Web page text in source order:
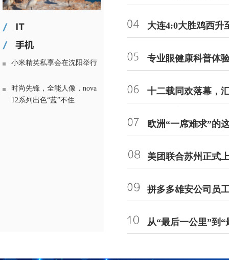
小米精英私享会在沈阳举行
时尚先锋，全能人像，nova
12系列出色“蓝”不住
大连4:0大胜鸡西升
专业眼健康科普体
十二载同欢落幕，
欧洲“一席难求”的
美团联合苏州正式
拼多多雄安公司员
从“最后一公里”到